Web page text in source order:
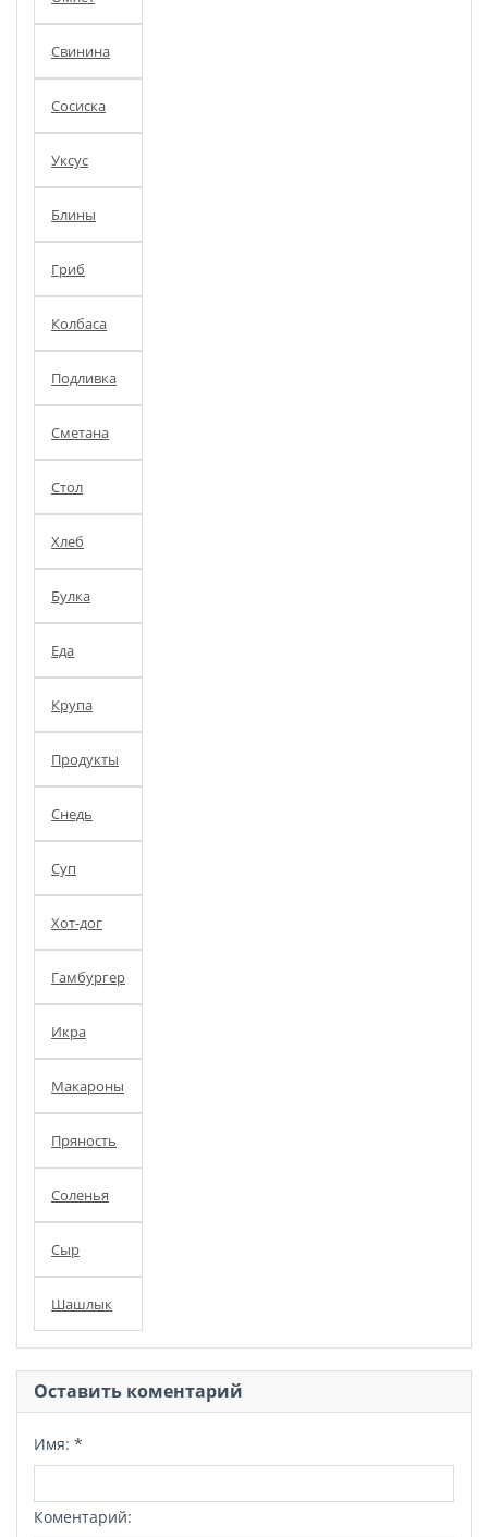
Свинина
Сосиска
Уксус
Блины
Гриб
Колбаса
Подливка
Сметана
Стол
Хлеб
Булка
Еда
Крупа
Продукты
Снедь
Суп
Хот-дог
Гамбургер
Икра
Макароны
Пряность
Соленья
Сыр
Шашлык
Оставить коментарий
Имя: *
Коментарий: